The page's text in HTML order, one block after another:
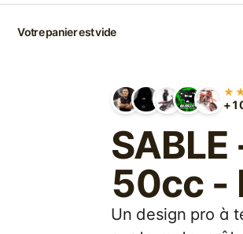
Votre panier est vide
50cc -
Un design pro à